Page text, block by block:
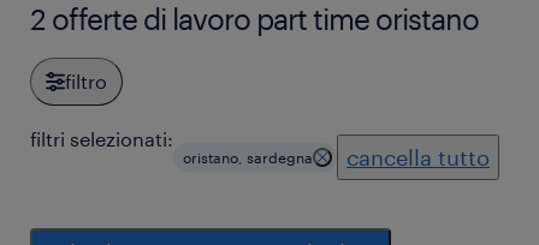
2 offerte di lavoro part time oristano
filtro
filtri selezionati:
oristano, sardegna cancella tutto